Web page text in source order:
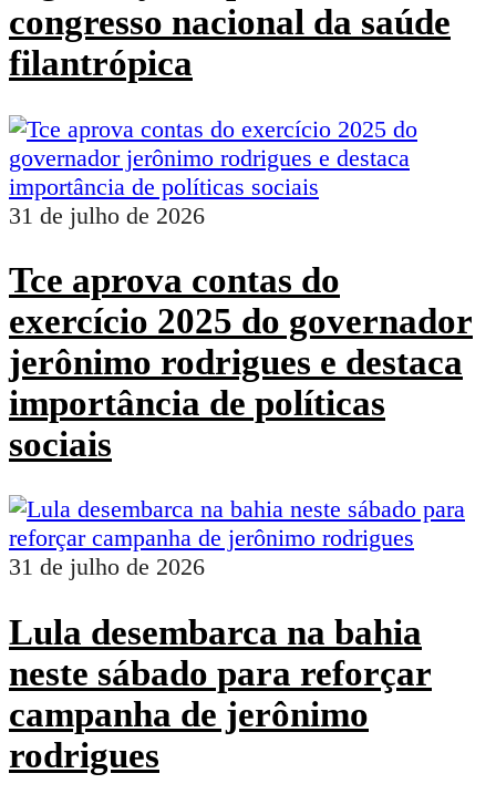
congresso nacional da saúde
filantrópica
31 de julho de 2026
Tce aprova contas do
exercício 2025 do governador
jerônimo rodrigues e destaca
importância de políticas
sociais
31 de julho de 2026
Lula desembarca na bahia
neste sábado para reforçar
campanha de jerônimo
rodrigues